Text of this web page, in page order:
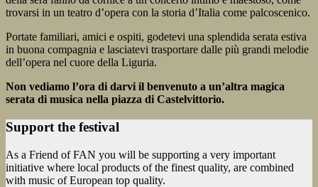
trovarsi in un teatro d’opera con la storia d’Italia come palcoscenico.
Portate familiari, amici e ospiti, godetevi una splendida serata estiva
in buona compagnia e lasciatevi trasportare dalle più grandi melodie
dell’opera nel cuore della Liguria.
Non vediamo l’ora di darvi il benvenuto a un’altra magica
serata di musica nella piazza di Castelvittorio.
Support the festival
As a Friend of FAN you will be supporting a very important
initiative where local products of the finest quality, are combined
with music of European top quality.